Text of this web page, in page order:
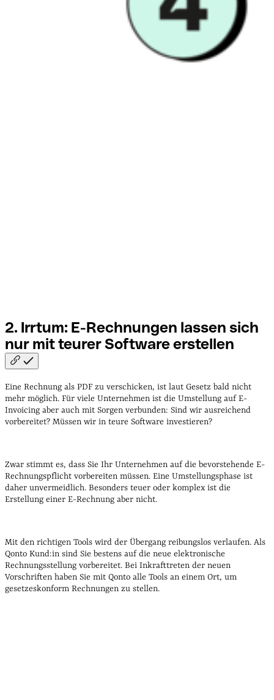
2. Irrtum: E-Rechnungen lassen sich
nur mit teurer Softwareerstellen
Eine Rechnung als PDF zu verschicken, ist laut Gesetz bald nicht
mehr möglich. Für viele Unternehmen ist die Umstellung auf E-
Invoicing aber auch mit Sorgen verbunden: Sind wir ausreichend
vorbereitet? Müssen wir in teure Software investieren?
Zwar stimmt es, dass Sie Ihr Unternehmen auf die bevorstehende E-
Rechnungspflicht vorbereiten müssen. Eine Umstellungsphase ist
daher unvermeidlich. Besonders teuer oder komplex ist die
Erstellung einer E-Rechnung aber nicht.
Mit den richtigen Tools wird der Übergang reibungslos verlaufen. Als
Qonto Kund:in sind Sie bestens auf die neue elektronische
Rechnungsstellung vorbereitet. Bei Inkrafttreten der neuen
Vorschriften haben Sie mit Qonto alle Tools an einem Ort, um
gesetzeskonform Rechnungen zu stellen.